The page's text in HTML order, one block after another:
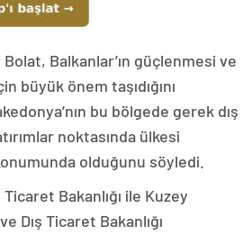
Balkanlar’ın güçlenmesi ve
büyük önem taşıdığını
bu bölgede gerek dış
noktasında ülkesi
olduğunu söyledi.
Bakanlığı ile Kuzey
Dış Ticaret Bakanlığı